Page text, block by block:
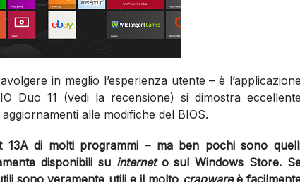
in meglio l’esperienza utente – è l’applicazione
Duo 11 (vedi la recensione) si dimostra eccellente
alle modifiche del BIOS.
13A di molti programmi – ma ben pochi sono
disponibili su interneto sul Windows Store.